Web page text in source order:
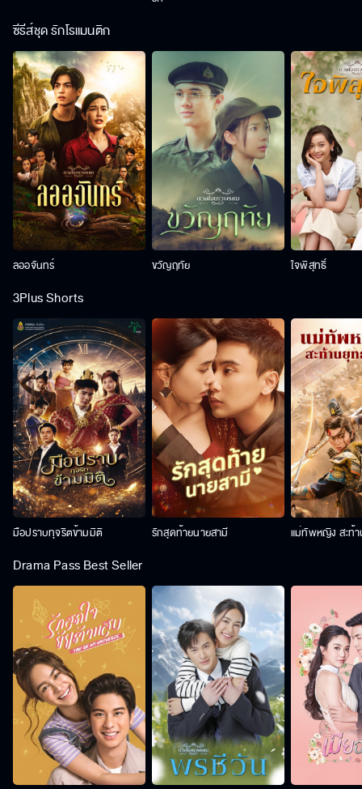
ซีรีส์ชุด รักโรแมนติก
ลออจันทร์ ขวัญฤทัย ใจพิสุทธิ์
3Plus Shorts
มือปราบทุจริตข้ามมิติ รักสุดท้ายนายสามี แม่ทัพหญิง สะท้
Drama Pass Best Seller